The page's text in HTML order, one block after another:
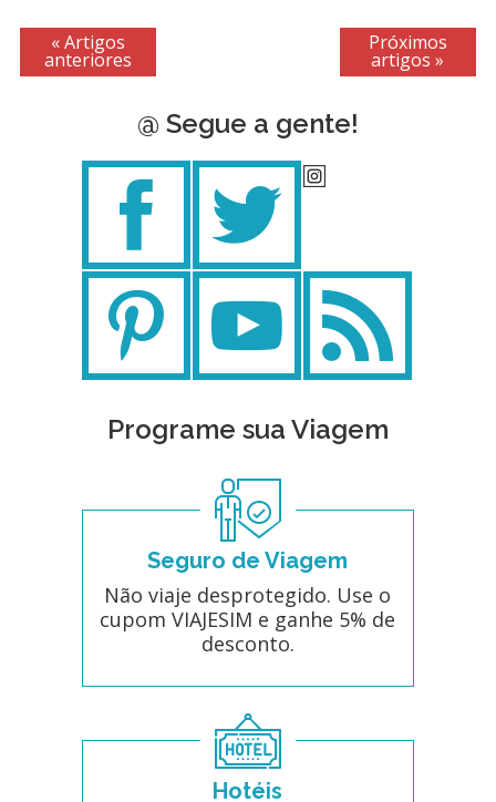
« Artigos
anteriores
Próximos
artigos »
@ Segue a gente!
Programe sua Viagem
Seguro de Viagem
Não viaje desprotegido. Use o
cupom VIAJESIM e ganhe 5% de
desconto.
Hotéis